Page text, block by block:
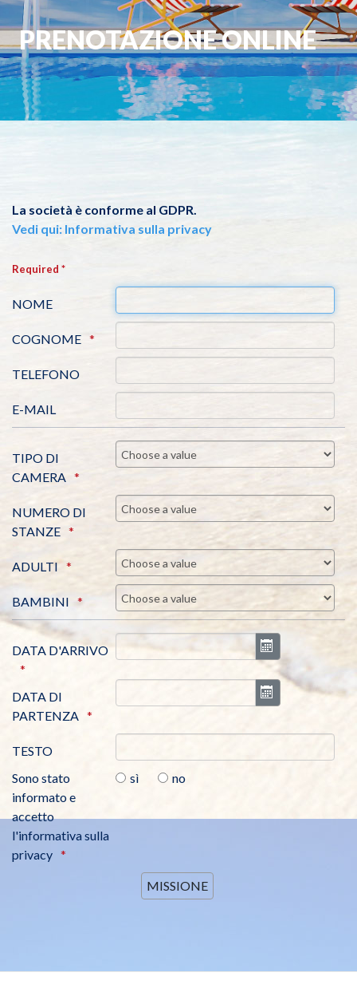
PRENOTAZIONE ONLINE
La società è conforme al GDPR.
Vedi qui: Informativa sulla privacy
Required *
NOME
COGNOME
TELEFONO
E-MAIL
TIPO DI
CAMERA
NUMERO DI
STANZE
ADULTI
BAMBINI
DATA D'ARRIVO
DATA DI
PARTENZA
Apri il
TESTO
Sono stato
informato e
accetto
l'informativa sulla
privacy
sì no